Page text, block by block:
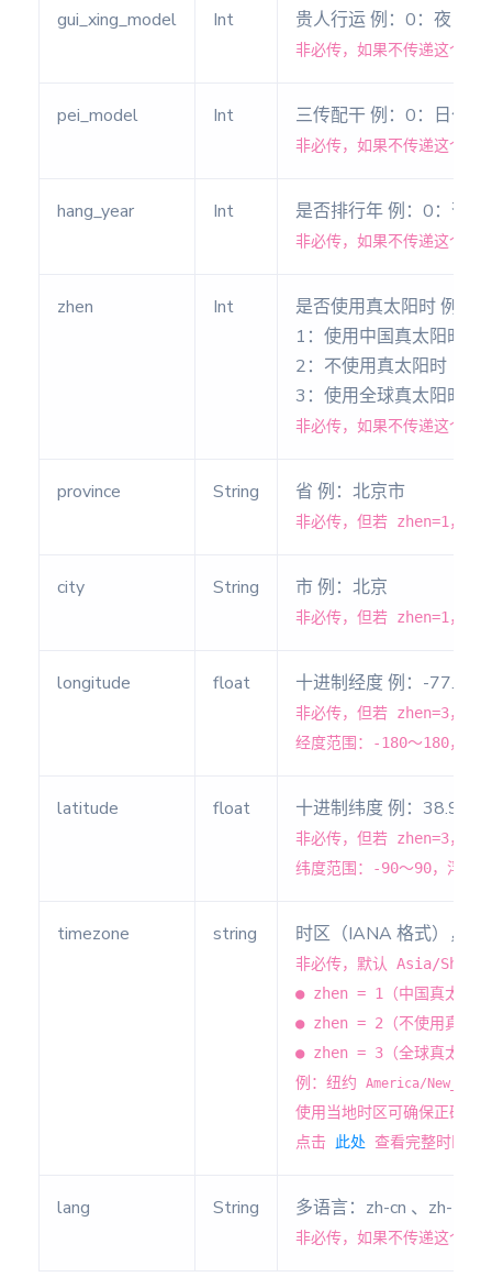
gui_xing_model Int 贵人行运 例：0：夜 1
非必传，如果不传递这个参
pei_model Int 三传配干 例：0：日旬
非必传，如果不传递这个参
hang_year Int 是否排行年 例：0：否
非必传，如果不传递这个参
zhen Int
是否使用真太阳时 例：
1：使用中国真太阳时(
2：不使用真太阳时
3：使用全球真太阳时(
非必传，如果不传递这个参
province String 省 例：北京市
非必传，但若 zhen=1，则
city String 市 例：北京
非必传，但若 zhen=1，则
longitude float 十进制经度 例：-
非必传，但若 zhen=3，则
经度范围：-180～180，浮
latitude float 十进制纬度 例：
非必传，但若 zhen=3，则
纬度范围：-90～90，浮点
timezone string 时区（IANA 格式），例
非必传，默认 Asia/
● zhen = 1（中国真太阳
● zhen = 2（不使用真太阳
● zhen = 3（全球真太阳
例：纽约 America/New_York
使用当地时区可确保正确处
点击 此处 查看完整时区列
lang String 多语言：zh-cn 、zh-
非必传，如果不传递这个